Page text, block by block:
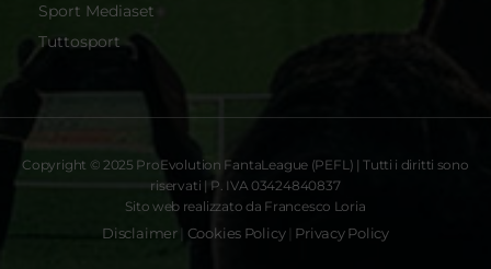
Sport Mediaset
Tuttosport
Copyright © 2025 ProEvolution FantaLeague (PEFL) | Tutti i diritti sono
riservati | P. IVA 03424840837
Sito web realizzato da Francesco Loria
Disclaimer Cookies Policy| Privacy Policy